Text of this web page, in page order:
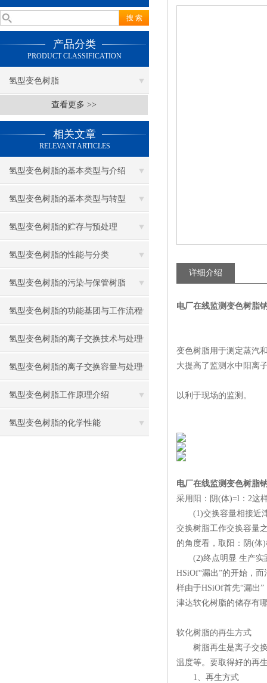
产品分类
PRODUCT CLASSIFICATION
氢型变色树脂
查看更多 >>
相关文章
RELEVANT ARTICLES
氢型变色树脂的基本类型与介绍
氢型变色树脂的基本类型与转型
氢型变色树脂的贮存与预处理
氢型变色树脂的性能与分类
氢型变色树脂的污染与保管树脂
氢型变色树脂的功能基团与工作流程
氢型变色树脂的离子交换技术与处理
氢型变色树脂的离子交换容量与处理
氢型变色树脂工作原理介绍
氢型变色树脂的化学性能
详细介绍
电厂在线监测变色树脂
变色树脂用于测定蒸汽
大提高了监测水中阳离
以利于现场的监测。
电厂在线监测变色树脂
采用阳：阴(体)=l：2这
(1)交换容量相接近津
交换树脂工作交换容量
的角度看，取阳：阴(体
(2)终点明显 生产实践
HSiOf“漏出”的开始，
样由于HSiOf首先“漏出
津达软化树脂的储存有
软化树脂的再生方式
树脂再生是离子交换
温度等。要取得好的再
1、再生方式